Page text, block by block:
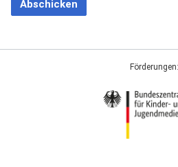
Abschicken
Förderungen: